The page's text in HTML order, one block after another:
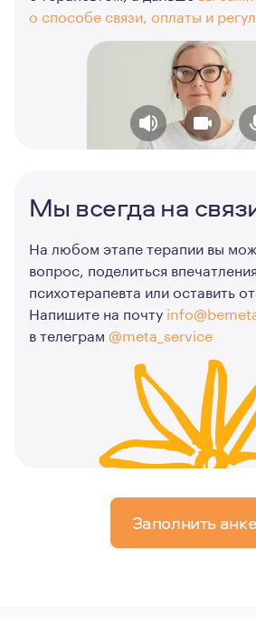
о способе связи, оплаты и
Мы всегда на
На любом этапе терапии вы
вопрос, поделиться
психотерапевта или оставить
Напишите на почту
в телеграм @meta_service
Заполнить